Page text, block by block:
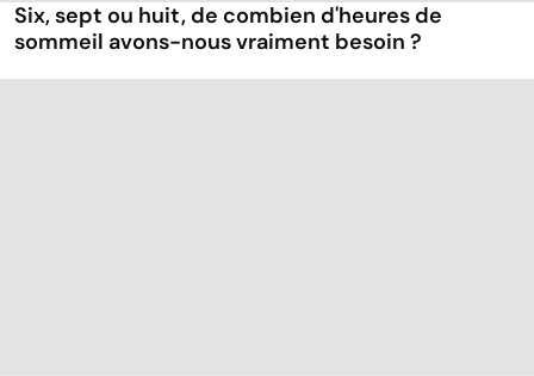
Six, sept ou huit, de combien d'heures de
sommeil avons-nous vraiment besoin ?